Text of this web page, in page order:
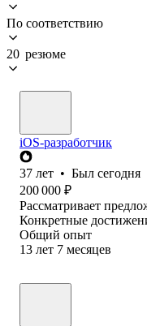
По соответствию
20 резюме
iOS-разработчик
37 лет • Был сегодня
200 000 ₽
Рассматривает
Конкретные
Общий опыт
13 лет 7 месяцев